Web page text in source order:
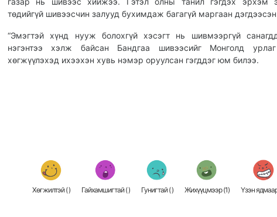
төдийгүй шивээсчин залууд бухимдаж багагүй маргаан дэгдээсэн
“Эмэгтэй хүнд нууж болохгүй хэсэгт нь шивмээргүй
нэгэнтээ хэлж байсан Бандгаа шивээсийг Монголд
хөгжүүлэхэд ихээхэн хувь нэмэр оруулсан гэгддэг юм билээ.
Хөгжилтэй () Гайхамшигтай () Гунигтай () Жихүүцмээр (1) Үзэн